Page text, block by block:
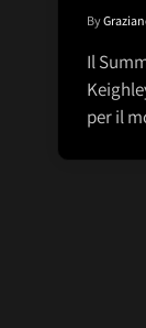
By
Il
per il